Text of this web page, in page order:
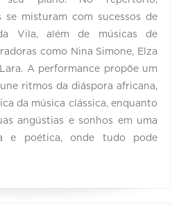
se misturam com sucessos de
Vila, além de músicas de
como Nina Simone, Elza
A performance propõe um
ritmos da diáspora africana,
da música clássica, enquanto
angústias e sonhos em uma
e poética, onde tudo pode